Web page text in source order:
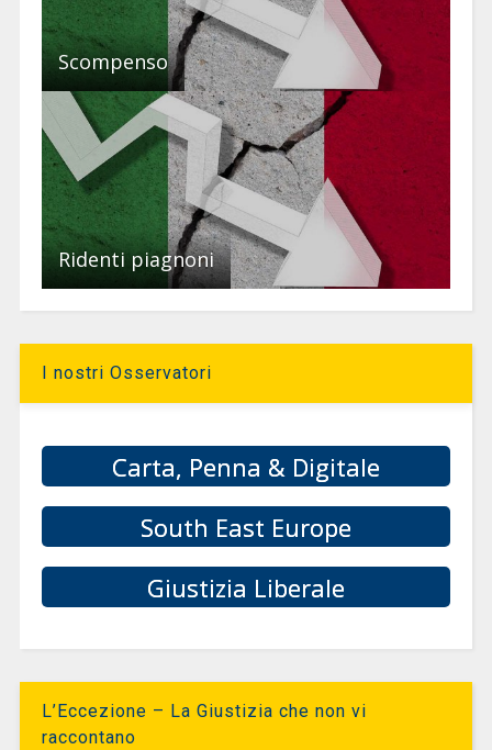
Scompenso
Ridenti piagnoni
I nostri Osservatori
Carta, Penna & Digitale
South East Europe
Giustizia Liberale
L’Eccezione – La Giustizia che non vi
raccontano